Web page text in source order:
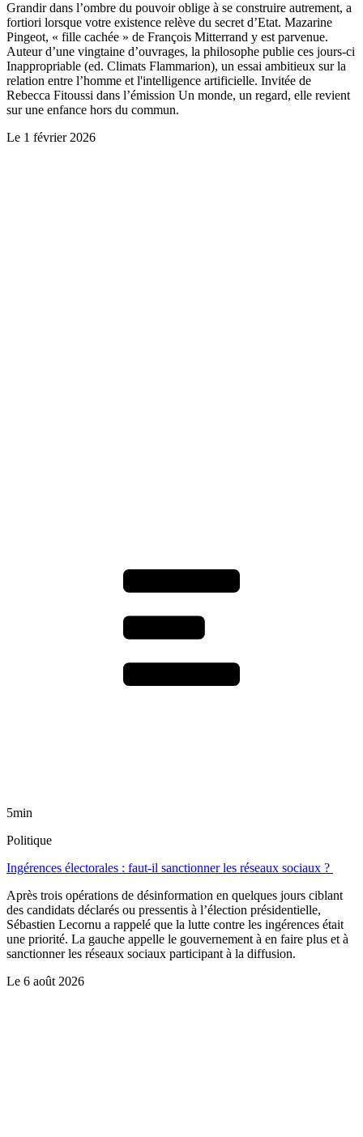
Grandir dans l’ombre du pouvoir oblige à se construire autrement, a
fortiori lorsque votre existence relève du secret d’Etat. Mazarine
Pingeot, « fille cachée » de François Mitterrand y est parvenue.
Auteur d’une vingtaine d’ouvrages, la philosophe publie ces jours-ci
Inappropriable (ed. Climats Flammarion), un essai ambitieux sur la
relation entre l’homme et l'intelligence artificielle. Invitée de
Rebecca Fitoussi dans l’émission Un monde, un regard, elle revient
sur une enfance hors du commun.
Le 1 février 2026
5min
Politique
Ingérences électorales : faut-il sanctionner les réseaux sociaux ?
Après trois opérations de désinformation en quelques jours ciblant
des candidats déclarés ou pressentis à l’élection présidentielle,
Sébastien Lecornu a rappelé que la lutte contre les ingérences était
une priorité. La gauche appelle le gouvernement à en faire plus et à
sanctionner les réseaux sociaux participant à la diffusion.
Le 6 août 2026